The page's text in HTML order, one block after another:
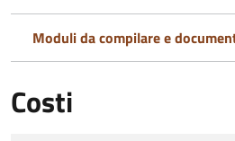
Moduli da compilare e
Costi